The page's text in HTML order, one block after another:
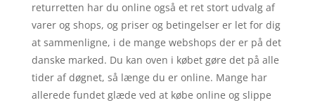
returretten har du online også et ret stort udvalg af
varer og shops, og priser og betingelser er let for dig
at sammenligne, i de mange webshops der er på det
danske marked. Du kan oven i købet gøre det på alle
tider af døgnet, så længe du er online. Mange har
allerede fundet glæde ved at købe online og slippe